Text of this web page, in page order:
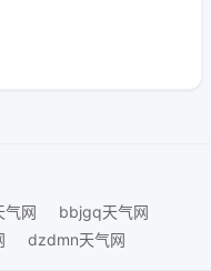
网
bbjgq天气网
dzdmn天气网